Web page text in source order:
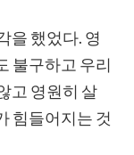
을 했었다. 영
불구하고 우리
고 영원히 살
힘들어지는 것